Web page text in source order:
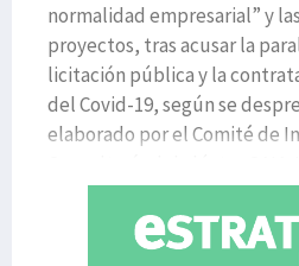
normalidad empresarial” y
proyectos, tras acusar la
licitación pública y la
del Covid-19, según se
elaborado por el Comité de